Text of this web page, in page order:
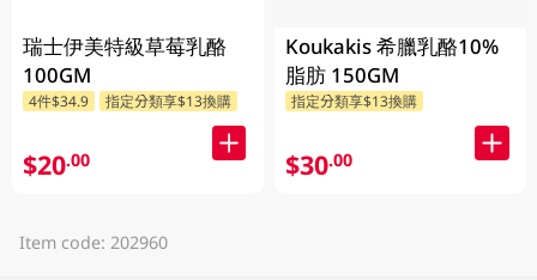
瑞士伊美特級草莓乳酪
100GM
4件$34.9 指定分類享$13換購
$20.00
Koukakis 希臘乳酪10%
脂肪 150GM
指定分類享$13換購
$30.00
Item code: 202960